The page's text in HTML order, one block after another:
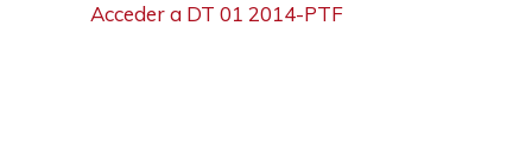
Acceder a DT 01 2014-PTF